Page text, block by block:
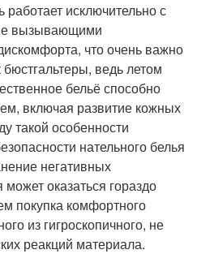
работает исключительно с
вызывающими
что очень важно
ведь летом
бельё способно
включая развитие кожных
такой особенности
нательного белья
негативных
оказаться гораздо
покупка комфортного
из гигроскопичного, не
реакций материала.